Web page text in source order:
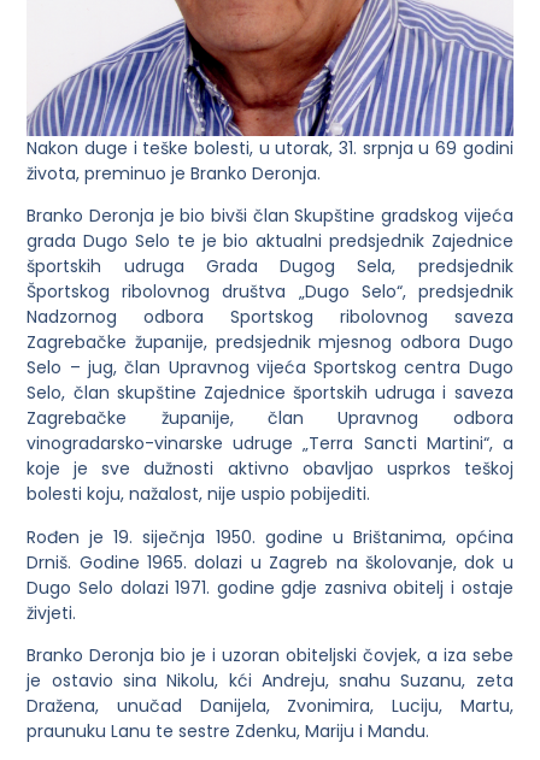
Nakon duge i teške bolesti, u utorak, 31. srpnja u 69 godini
života, preminuo je Branko Deronja.
Branko Deronja je bio bivši član Skupštine gradskog vijeća
grada Dugo Selo te je bio aktualni predsjednik Zajednice
športskih udruga Grada Dugog Sela, predsjednik
Športskog ribolovnog društva „Dugo Selo“, predsjednik
Nadzornog odbora Sportskog ribolovnog saveza
Zagrebačke županije, predsjednik mjesnog odbora Dugo
Selo – jug, član Upravnog vijeća Sportskog centra Dugo
Selo, član skupštine Zajednice športskih udruga i saveza
Zagrebačke županije, član Upravnog odbora
vinogradarsko-vinarske udruge „Terra Sancti Martini“, a
koje je sve dužnosti aktivno obavljao usprkos teškoj
bolesti koju, nažalost, nije uspio pobijediti.
Rođen je 19. siječnja 1950. godine u Brištanima, općina
Drniš. Godine 1965. dolazi u Zagreb na školovanje, dok u
Dugo Selo dolazi 1971. godine gdje zasniva obitelj i ostaje
živjeti.
Branko Deronja bio je i uzoran obiteljski čovjek, a iza sebe
je ostavio sina Nikolu, kći Andreju, snahu Suzanu, zeta
Dražena, unučad Danijela, Zvonimira, Luciju, Martu,
praunuku Lanu te sestre Zdenku, Mariju i Mandu.